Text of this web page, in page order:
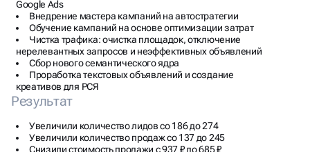
Google Ads
Внедрение мастера кампаний на автостратегии
Обучение кампаний на основе оптимизации затрат
Чистка трафика: очистка площадок, отключение
нерелевантных запросов и неэффективных объявлений
Сбор нового семантического ядра
Проработка текстовых объявлений и создание
креативов для РСЯ
Результат
Увеличили количество лидов со 186 до 274
Увеличили количество продаж со 137 до 245
Снизили стоимость продажи с 937 ₽ до 685 ₽